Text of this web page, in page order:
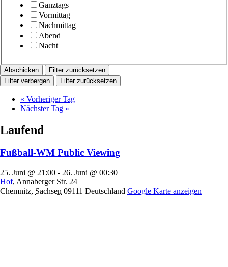
Ganztags
Vormittag
Nachmittag
Abend
Nacht
Filter zurücksetzen
Filter verbergen
Filter zurücksetzen
« Vorheriger Tag
Nächster Tag »
Laufend
Fußball-WM Public Viewing
25. Juni @ 21:00 - 26. Juni @ 00:30
Hof, Annaberger Str. 24
Chemnitz, Sachsen 09111 Deutschland Google Karte anzeigen